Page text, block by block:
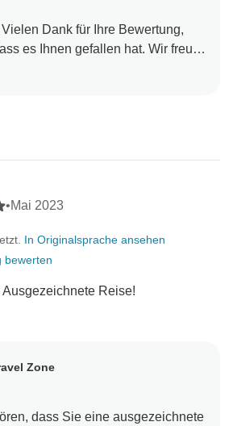
Dank für Ihre Bewertung,
es Ihnen gefallen hat. Wir freuen
Dilimar und das
•Mai 2023
In Originalsprache ansehen
bewerten
Reise!
Zone
dass Sie eine ausgezeichnete